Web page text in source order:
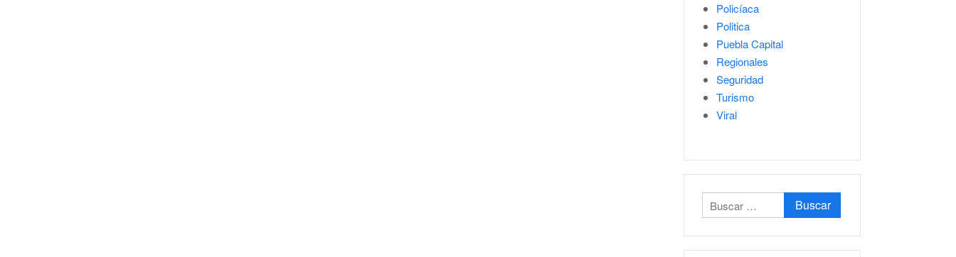
Policíaca
Politica
Puebla Capital
Regionales
Seguridad
Turismo
Viral
Buscar: